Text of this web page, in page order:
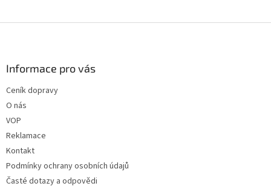
Informace pro vás
Ceník dopravy
O nás
VOP
Reklamace
Kontakt
Podmínky ochrany osobních údajů
Časté dotazy a odpovědi